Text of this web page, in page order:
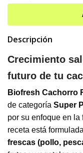
Descripción
Crecimiento
futuro de tu
Biofresh Cachorro
de categoría Super
por su enfoque en
receta está
frescas (pollo,